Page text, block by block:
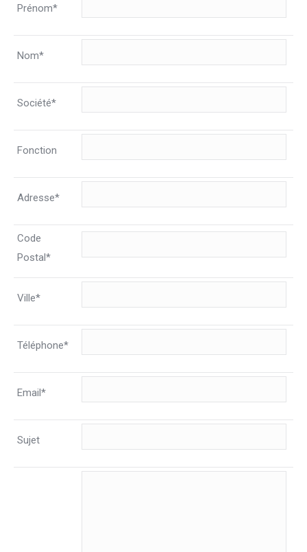
Prénom*
Nom*
Société*
Fonction
Adresse*
Code
Postal*
Ville*
Téléphone*
Email*
Sujet